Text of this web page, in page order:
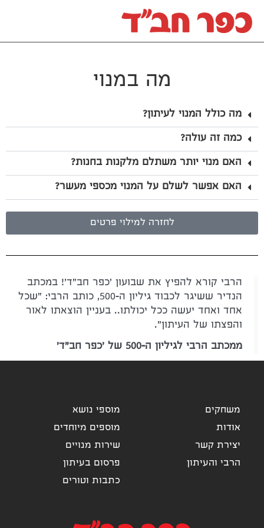
מה במנוי
מה כולל המנוי לעיתון?
כמה זה עולה?
האם מנוי יותר משתלם מלקנות בחנות?
האם אפשר לשלם על המנוי מכספי מעשר?
לחזרה למילוי פרטים
הרבי קורא להפיץ את שבועון 'כפר חב"ד'! במכתב
הנדיר ששיגר לכבוד גיליון ה-500, כותב הרבי: "שכל
אחד ואחד יעשה ככל יכולתו.. בעניין הוצאתו לאור
והפצתו של העיתון".
ממכתב הרבי לגיליון ה-500 של 'כפר חב"ד'
מוספי נושא
מוספים מיוחדים
שירות מנויים
פרסום בעיתון
כתבות וטורים
משחקים
אודות
יצירת קשר
הרבי והעיתון